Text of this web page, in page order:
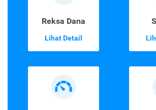
Reksa Dana
Lihat Detail